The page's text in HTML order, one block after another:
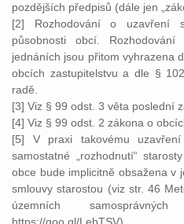
pozdějších předpisů (dále jen
[2] Rozhodování o uzavření
působnosti obcí. Rozhodování
jednáních jsou přitom vyhrazena
obcích zastupitelstvu a dle §
radě.
[3] Viz § 99 odst. 3 věta poslední
[4] Viz § 99 odst. 2 zákona o
[5] V praxi takovému
samostatné „rozhodnutí“
obce bude implicitně obsažena v
smlouvy starostou (viz str. 46
územních